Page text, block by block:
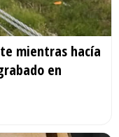
mientras hacía
en